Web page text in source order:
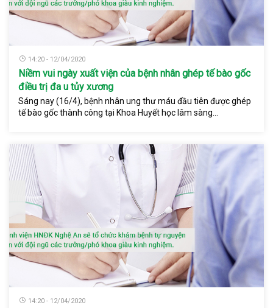
14:20 - 12/04/2020
Niềm vui ngày xuất viện của bệnh nhân ghép tế bào gốc
điều trị đa u tủy xương
Sáng nay (16/4), bệnh nhân ung thư máu đầu tiên được ghép
tế bào gốc thành công tại Khoa Huyết học lâm sàng...
14:20 - 12/04/2020